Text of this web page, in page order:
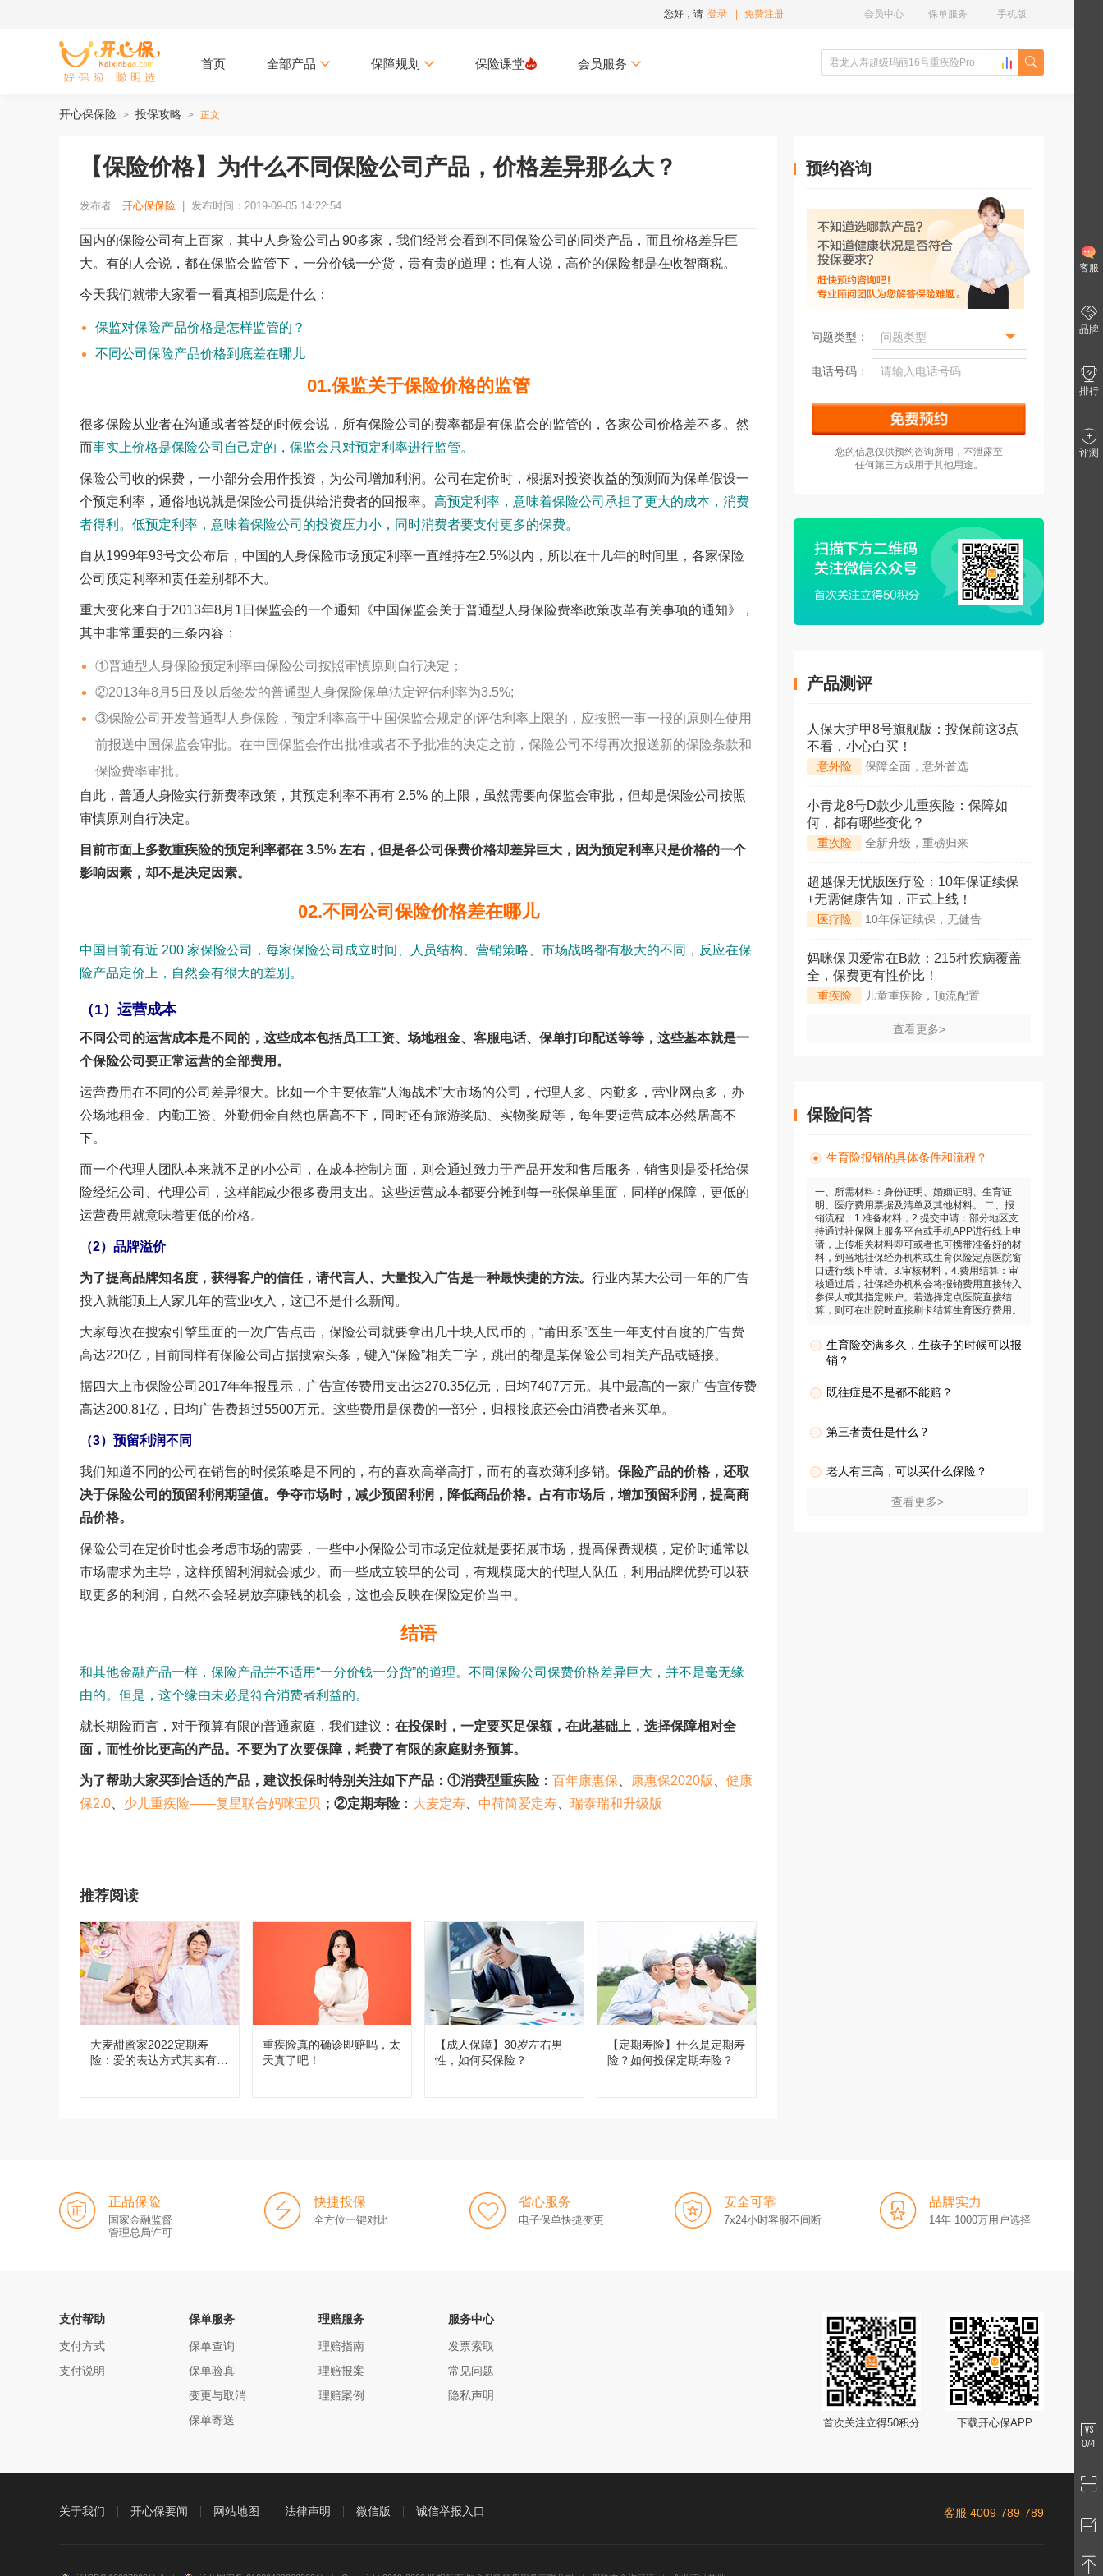
您好，请 登录 免费注册 手机版
保单服务
会员中心
首页 全部产品 保障规划 保险课堂 会员服务
开心保保险 > 投保攻略 > 正文
【保险价格】为什么不同保险公司产品，价格差异那么大？
发布者： 开心保保险 发布时间：2019-09-05 14:22:54
国内的保险公司有上百家，其中人身险公司占90多家，我们经常会看到不同保险公司的同类产品，而且价格差异巨
大。有的人会说，都在保监会监管下，一分价钱一分货，贵有贵的道理；也有人说，高价的保险都是在收智商税。
今天我们就带大家看一看真相到底是什么：
保监对保险产品价格是怎样监管的？
不同公司保险产品价格到底差在哪儿
01.保监关于保险价格的监管
很多保险从业者在沟通或者答疑的时候会说，所有保险公司的费率都是有保监会的监管的，各家公司价格差不多。然
而事实上价格是保险公司自己定的，保监会只对预定利率进行监管。
保险公司收的保费，一小部分会用作投资，为公司增加利润。公司在定价时，根据对投资收益的预测而为保单假设一
个预定利率，通俗地说就是保险公司提供给消费者的回报率。 高预定利率，意味着保险公司承担了更大的成本，消费
者得利。低预定利率，意味着保险公司的投资压力小，同时消费者要支付更多的保费。
自从1999年93号文公布后，中国的人身保险市场预定利率一直维持在2.5%以内，所以在十几年的时间里，各家保险
公司预定利率和责任差别都不大。
重大变化来自于2013年8月1日保监会的一个通知《中国保监会关于普通型人身保险费率政策改革有关事项的通知》，
其中非常重要的三条内容：
①普通型人身保险预定利率由保险公司按照审慎原则自行决定；
②2013年8月5日及以后签发的普通型人身保险保单法定评估利率为3.5%;
③保险公司开发普通型人身保险，预定利率高于中国保监会规定的评估利率上限的，应按照一事一报的原则在使用
前报送中国保监会审批。在中国保监会作出批准或者不予批准的决定之前，保险公司不得再次报送新的保险条款和
保险费率审批。
自此，普通人身险实行新费率政策，其预定利率不再有 2.5% 的上限，虽然需要向保监会审批，但却是保险公司按照
审慎原则自行决定。
目前市面上多数重疾险的预定利率都在 3.5% 左右，但是各公司保费价格却差异巨大，因为预定利率只是价格的一个
影响因素，却不是决定因素。
02.不同公司保险价格差在哪儿
中国目前有近 200 家保险公司，每家保险公司成立时间、人员结构、营销策略、市场战略都有极大的不同，反应在保
险产品定价上，自然会有很大的差别。
（1）运营成本
不同公司的运营成本是不同的，这些成本包括员工工资、场地租金、客服电话、保单打印配送等等，这些基本就是一
个保险公司要正常运营的全部费用。
运营费用在不同的公司差异很大。比如一个主要依靠“人海战术”大市场的公司，代理人多、内勤多，营业网点多，办
公场地租金、内勤工资、外勤佣金自然也居高不下，同时还有旅游奖励、实物奖励等，每年要运营成本必然居高不
下。
而一个代理人团队本来就不足的小公司，在成本控制方面，则会通过致力于产品开发和售后服务，销售则是委托给保
险经纪公司、代理公司，这样能减少很多费用支出。这些运营成本都要分摊到每一张保单里面，同样的保障，更低的
运营费用就意味着更低的价格。
（2）品牌溢价
为了提高品牌知名度，获得客户的信任，请代言人、大量投入广告是一种最快捷的方法。 行业内某大公司一年的广告
投入就能顶上人家几年的营业收入，这已不是什么新闻。
大家每次在搜索引擎里面的一次广告点击，保险公司就要拿出几十块人民币的，“莆田系”医生一年支付百度的广告费
高达220亿，目前同样有保险公司占据搜索头条，键入“保险”相关二字，跳出的都是某保险公司相关产品或链接。
据四大上市保险公司2017年年报显示，广告宣传费用支出达270.35亿元，日均7407万元。其中最高的一家广告宣传费
高达200.81亿，日均广告费超过5500万元。这些费用是保费的一部分，归根接底还会由消费者来买单。
（3）预留利润不同
我们知道不同的公司在销售的时候策略是不同的，有的喜欢高举高打，而有的喜欢薄利多销。 保险产品的价格，还取
决于保险公司的预留利润期望值。争夺市场时，减少预留利润，降低商品价格。占有市场后，增加预留利润，提高商
品价格。
保险公司在定价时也会考虑市场的需要，一些中小保险公司市场定位就是要拓展市场，提高保费规模，定价时通常以
市场需求为主导，这样预留利润就会减少。而一些成立较早的公司，有规模庞大的代理人队伍，利用品牌优势可以获
取更多的利润，自然不会轻易放弃赚钱的机会，这也会反映在保险定价当中。
结语
和其他金融产品一样，保险产品并不适用“一分价钱一分货”的道理。不同保险公司保费价格差异巨大，并不是毫无缘
由的。但是，这个缘由未必是符合消费者利益的。
就长期险而言，对于预算有限的普通家庭，我们建议： 在投保时，一定要买足保额，在此基础上，选择保障相对全
面，而性价比更高的产品。不要为了次要保障，耗费了有限的家庭财务预算。
为了帮助大家买到合适的产品，建议投保时特别关注如下产品：①消费型重疾险： 百年康惠保 康惠保2020版
健康
保2.0
少儿重疾险——复星联合妈咪宝贝 ；②定期寿险： 大麦定寿 中荷简爱定寿 瑞泰瑞和升级版
推荐阅读
大麦甜蜜家2022定期寿
险：爱的表达方式其实有很
重疾险真的确诊即赔吗，太
天真了吧！
【成人保障】30岁左右男
性，如何买保险？
【定期寿险】什么是定期寿
险？如何投保定期寿险？
预约咨询
问题类型：
电话号码：
您的信息仅供预约咨询所用，不泄露至
任何第三方或用于其他用途。
产品测评
人保大护甲8号旗舰版：投保前这3点
不看，小心白买！
意外险 保障全面，意外首选
小青龙8号D款少儿重疾险：保障如
何，都有哪些变化？
重疾险 全新升级，重磅归来
超越保无忧版医疗险：10年保证续保
+无需健康告知，正式上线！
医疗险 10年保证续保，无健告
妈咪保贝爱常在B款：215种疾病覆盖
全，保费更有性价比！
重疾险 儿童重疾险，顶流配置
查看更多>
保险问答
生育险报销的具体条件和流程？
一、所需材料：身份证明、婚姻证明、生育证
明、医疗费用票据及清单及其他材料。 二、报
销流程：1.准备材料，2.提交申请：部分地区支
持通过社保网上服务平台或手机APP进行线上申
请，上传相关材料即可或者也可携带准备好的材
料，到当地社保经办机构或生育保险定点医院窗
口进行线下申请。3.审核材料，4.费用结算：审
核通过后，社保经办机构会将报销费用直接转入
参保人或其指定账户。若选择定点医院直接结
算，则可在出院时直接刷卡结算生育医疗费用。
生育险交满多久，生孩子的时候可以报
销？
既往症是不是都不能赔？
第三者责任是什么？
老人有三高，可以买什么保险？
查看更多>
正品保险
国家金融监督
管理总局许可
快捷投保
全方位一键对比
省心服务
电子保单快捷变更
安全可靠
7x24小时客服不间断
品牌实力
14年 1000万用户选择
支付帮助
支付方式
支付说明
保单服务
保单查询
保单验真
变更与取消
保单寄送
理赔服务
理赔指南
理赔报案
理赔案例
服务中心
发票索取
常见问题
隐私声明
首次关注立得50积分 下载开心保APP
关于我们 开心保要闻 网站地图 法律声明 微信版 诚信举报入口 客服 4009-789-789
客服
品牌
排行
评测
0/4